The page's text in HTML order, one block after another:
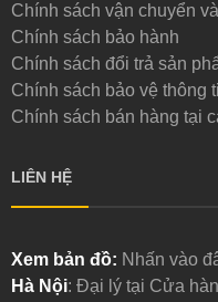
Chính sách vận chuyển
Chính sách bảo hành
Chính sách đổi trả sản
Chính sách bảo vệ thông
Chính sách bán hàng tại
LIÊN HỆ
Xem bản đồ: Nhấn vào
Hà Nội: Đại lý tại Cửa